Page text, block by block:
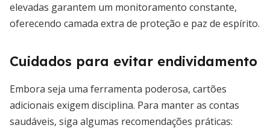
elevadas garantem um monitoramento constante,
oferecendo camada extra de proteção e paz de espírito.
Cuidados para evitar endividamento
Embora seja uma ferramenta poderosa, cartões
adicionais exigem disciplina. Para manter as contas
saudáveis, siga algumas recomendações práticas: